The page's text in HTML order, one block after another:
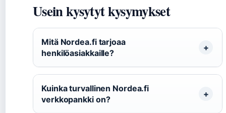
Usein kysytyt kysymykset
Mitä Nordea.fi tarjoaa
henkilöasiakkaille?
Kuinka turvallinen Nordea.fi
verkkopankki on?